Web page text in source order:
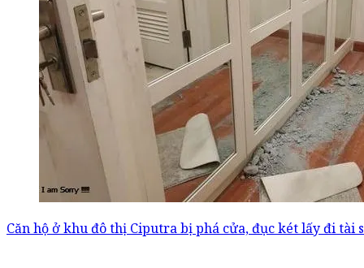
Căn hộ ở khu đô thị Ciputra bị phá cửa, đục két lấy đi tài